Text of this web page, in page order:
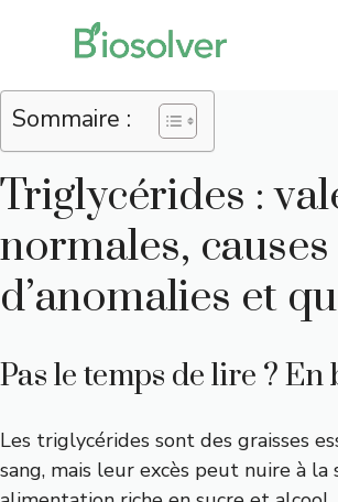
Sommaire :
Triglycérides :
normales, causes
d’anomalies et
Pas le temps de lire ? En
Les triglycérides sont des graisses
sang, mais leur excès peut nuire à la